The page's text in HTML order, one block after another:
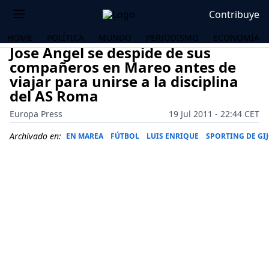
Contribuye
HOME POLÍTICA MUNDO PERIODISMO ECONOMÍA
Jose Angel se despide de sus
compañeros en Mareo antes de
viajar para unirse a la disciplina
del AS Roma
Europa Press
19 Jul 2011 - 22:44 CET
Archivado en: EN MAREA FÚTBOL LUIS ENRIQUE SPORTING DE